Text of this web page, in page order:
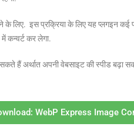
लिए. इस प्रक्रिया के लिए यह प्लगइन
कन्वर्ट कर लेगा.
हैं अर्थात अपनी वेबसाइट की स्पीड बढ़ा
WebP Express Image